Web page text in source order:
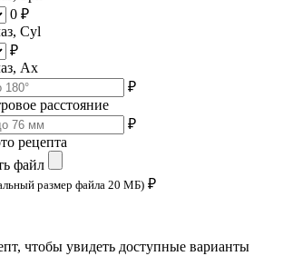
0 ₽
Cyl
₽
Ax
₽
расстояние
₽
рецепта
файл
размер файла 20 МБ) ₽
чтобы увидеть доступные варианты